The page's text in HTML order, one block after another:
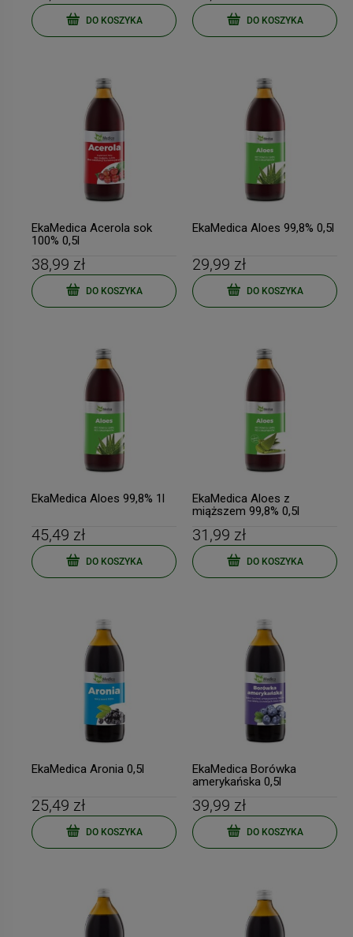
DO KOSZYKA DO KOSZYKA
EkaMedica Acerola sok
100% 0,5l
38,99 zł
DO KOSZYKA
EkaMedica Aloes 99,8% 0,5l
29,99 zł
DO KOSZYKA
EkaMedica Aloes 99,8% 1l
45,49 zł
DO KOSZYKA
EkaMedica Aloes z
miąższem 99,8% 0,5l
31,99 zł
DO KOSZYKA
EkaMedica Aronia 0,5l
25,49 zł
DO KOSZYKA
EkaMedica Borówka
amerykańska 0,5l
39,99 zł
DO KOSZYKA